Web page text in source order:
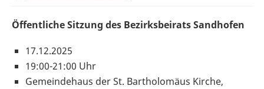
Öffentliche Sitzung des Bezirksbeirats Sandhofen
17.12.2025
19:00-21:00 Uhr
Gemeindehaus der St. Bartholomäus Kirche,